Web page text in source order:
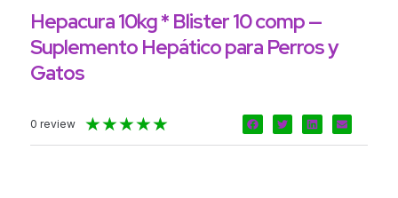
Hepacura 10kg * Blister 10 comp —
Suplemento Hepático para Perros y
Gatos
0 review ★★★★★
con